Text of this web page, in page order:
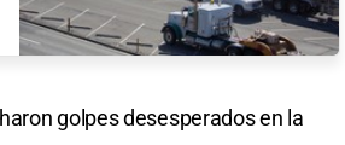
golpes desesperados en la